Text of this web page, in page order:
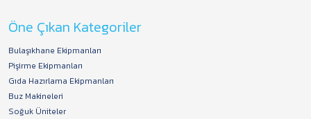
Öne Çıkan Kategoriler
Bulaşıkhane Ekipmanları
Pişirme Ekipmanları
Gıda Hazırlama Ekipmanları
Buz Makineleri
Soğuk Üniteler